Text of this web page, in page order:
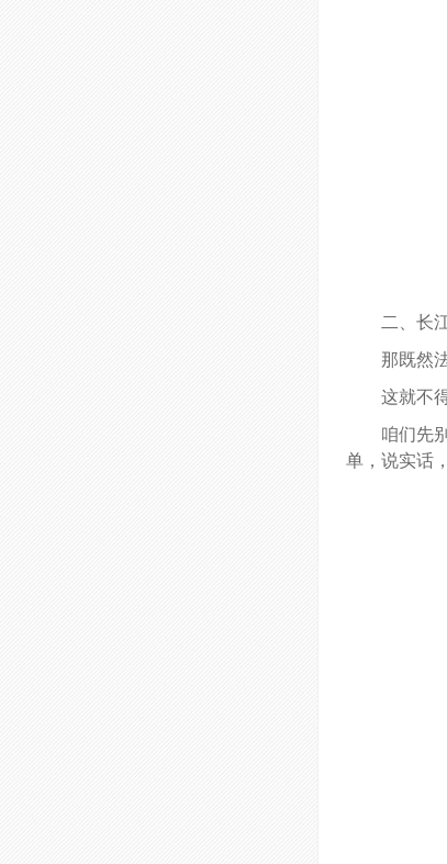
二、长
那既然
这就不
咱们先
单，说实话